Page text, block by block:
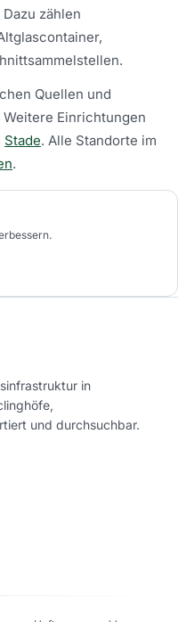
Dazu zählen
Quellen und
Weitere Einrichtungen
Stade. Alle Standorte im
.
in
und durchsuchbar.